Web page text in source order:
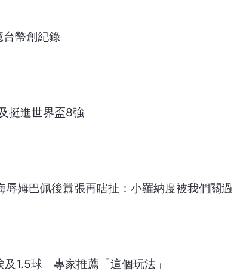
幣創紀錄
挺進世界盃8強
姆巴佩後囂張再瞎扯：小羅納度被我們關過
1.5球 專家推薦「這個玩法」